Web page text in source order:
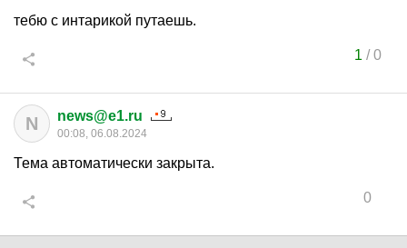
тебю с интарикой путаешь.
1 /0
N news@e1.ru
00:08, 06.08.2024
Тема автоматически закрыта.
0